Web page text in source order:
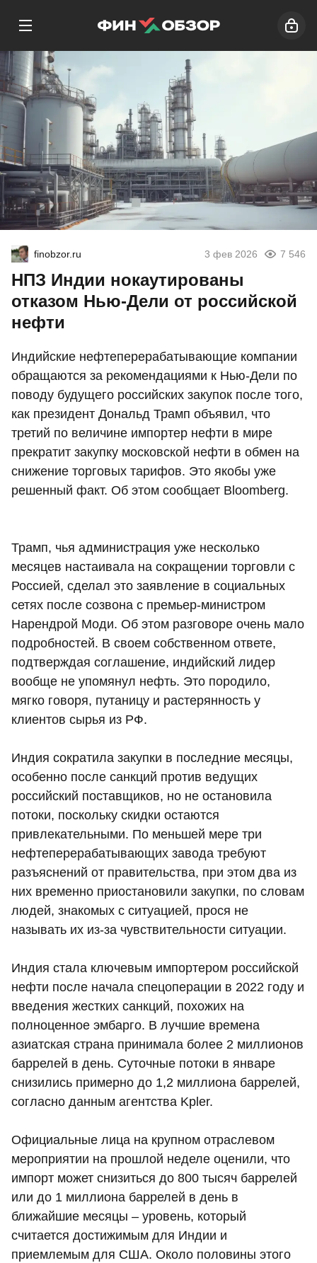
finobzor.ru 3 фев 2026 7 546
НПЗ Индии нокаутированы
отказом Нью-Дели от российской
нефти
Индийские нефтеперерабатывающие компании
обращаются за рекомендациями к Нью-Дели по
поводу будущего российских закупок после того,
как президент Дональд Трамп объявил, что
третий по величине импортер нефти в мире
прекратит закупку московской нефти в обмен на
снижение торговых тарифов. Это якобы уже
решенный факт. Об этом сообщает Bloomberg.
Трамп, чья администрация уже несколько
месяцев настаивала на сокращении торговли с
Россией, сделал это заявление в социальных
сетях после созвона с премьер-министром
Нарендрой Моди. Об этом разговоре очень мало
подробностей. В своем собственном ответе,
подтверждая соглашение, индийский лидер
вообще не упомянул нефть. Это породило,
мягко говоря, путаницу и растерянность у
клиентов сырья из РФ.
Индия сократила закупки в последние месяцы,
особенно после санкций против ведущих
российский поставщиков, но не остановила
потоки, поскольку скидки остаются
привлекательными. По меньшей мере три
нефтеперерабатывающих завода требуют
разъяснений от правительства, при этом два из
них временно приостановили закупки, по словам
людей, знакомых с ситуацией, прося не
называть их из-за чувствительности ситуации.
Индия стала ключевым импортером российской
нефти после начала спецоперации в 2022 году и
введения жестких санкций, похожих на
полноценное эмбарго. В лучшие времена
азиатская страна принимала более 2 миллионов
баррелей в день. Суточные потоки в январе
снизились примерно до 1,2 миллиона баррелей,
согласно данным агентства Kpler.
Официальные лица на крупном отраслевом
мероприятии на прошлой неделе оценили, что
импорт может снизиться до 800 тысяч баррелей
или до 1 миллиона баррелей в день в
ближайшие месяцы – уровень, который
считается достижимым для Индии и
приемлемым для США. Около половины этого